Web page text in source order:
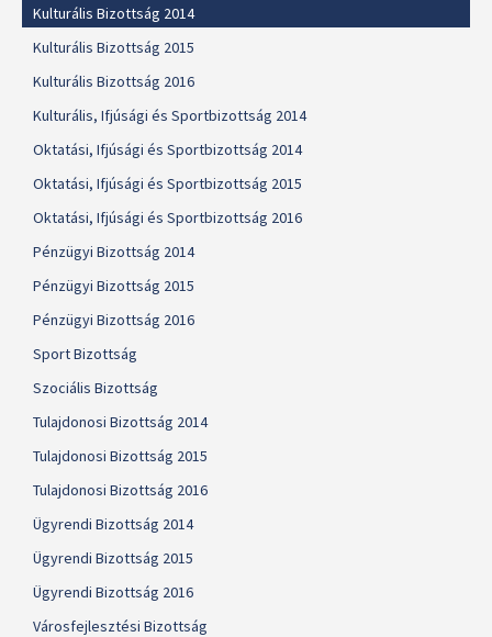
Kulturális Bizottság 2014
Kulturális Bizottság 2015
Kulturális Bizottság 2016
Kulturális, Ifjúsági és Sportbizottság 2014
Oktatási, Ifjúsági és Sportbizottság 2014
Oktatási, Ifjúsági és Sportbizottság 2015
Oktatási, Ifjúsági és Sportbizottság 2016
Pénzügyi Bizottság 2014
Pénzügyi Bizottság 2015
Pénzügyi Bizottság 2016
Sport Bizottság
Szociális Bizottság
Tulajdonosi Bizottság 2014
Tulajdonosi Bizottság 2015
Tulajdonosi Bizottság 2016
Ügyrendi Bizottság 2014
Ügyrendi Bizottság 2015
Ügyrendi Bizottság 2016
Városfejlesztési Bizottság